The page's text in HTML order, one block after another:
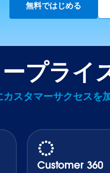
無料ではじめる
プライ
スタマーサクセスを
Customer 360